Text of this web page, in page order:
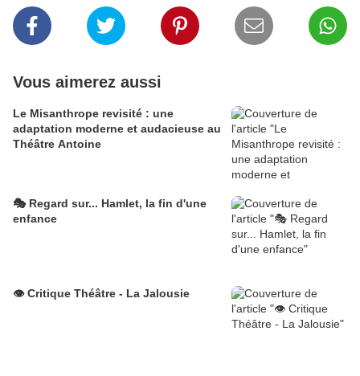
Vous aimerez aussi
Le Misanthrope revisité : une
adaptation moderne et audacieuse au
Théâtre Antoine
🎭 Regard sur... Hamlet, la fin d'une
enfance
👁️ Critique Théâtre - La Jalousie